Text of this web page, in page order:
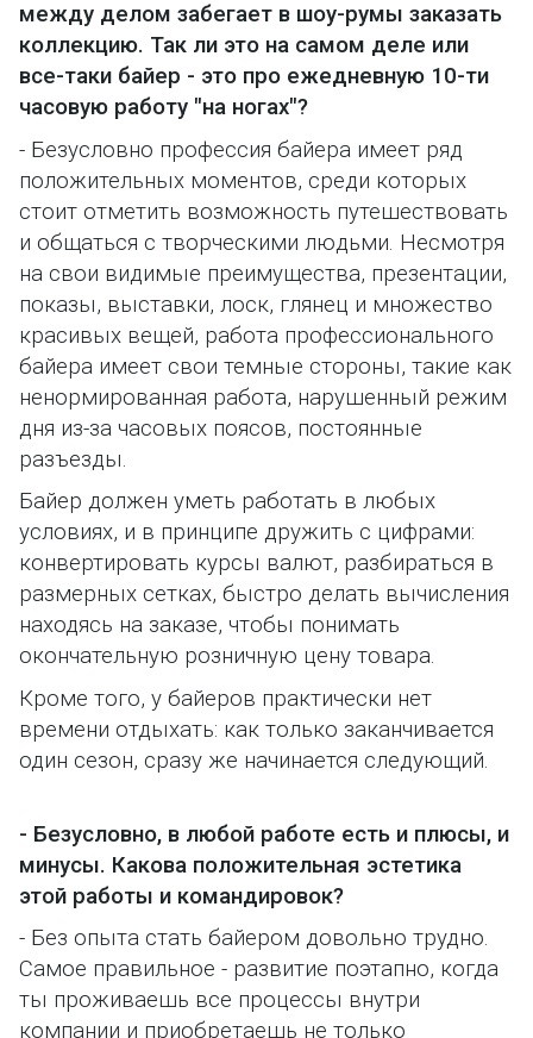
между делом забегает в шоу-румы заказать
коллекцию. Так ли это на самом деле или
все-таки байер - это про ежедневную 10-ти
часовую работу "на ногах"?
- Безусловно профессия байера имеет ряд
положительных моментов, среди которых
стоит отметить возможность путешествовать
и общаться с творческими людьми. Несмотря
на свои видимые преимущества, презентации,
показы, выставки, лоск, глянец и множество
красивых вещей, работа профессионального
байера имеет свои темные стороны, такие как
ненормированная работа, нарушенный режим
дня из-за часовых поясов, постоянные
разъезды.
Байер должен уметь работать в любых
условиях, и в принципе дружить с цифрами:
конвертировать курсы валют, разбираться в
размерных сетках, быстро делать вычисления
находясь на заказе, чтобы понимать
окончательную розничную цену товара.
Кроме того, у байеров практически нет
времени отдыхать: как только заканчивается
один сезон, сразу же начинается следующий.
- Безусловно, в любой работе есть и плюсы, и
минусы. Какова положительная эстетика
этой работы и командировок?
- Без опыта стать байером довольно трудно.
Самое правильное - развитие поэтапно, когда
ты проживаешь все процессы внутри
компании и приобретаешь не только